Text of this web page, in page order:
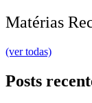
Matérias
(ver todas)
Posts